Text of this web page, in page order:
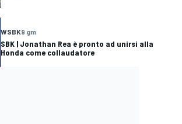
WSBK9 gm
SBK | Jonathan Rea è pronto ad unirsi alla
Honda come collaudatore